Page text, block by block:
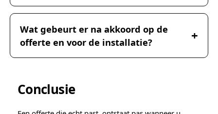
Wat gebeurt er na akkoord op de
offerte en voor de installatie?
Conclusie